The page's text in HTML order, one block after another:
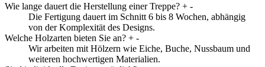
Wie lange dauert die Herstellung einer Treppe? + -
Die Fertigung dauert im Schnitt 6 bis 8 Wochen, abhängig
von der Komplexität des Designs.
Welche Holzarten bieten Sie an? + -
Wir arbeiten mit Hölzern wie Eiche, Buche, Nussbaum und
weiteren hochwertigen Materialien.